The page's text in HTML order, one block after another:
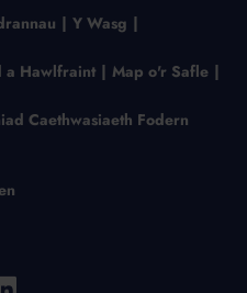
Y Wasg
a Hawlfraint Map o'r Safle
Caethwasiaeth Fodern